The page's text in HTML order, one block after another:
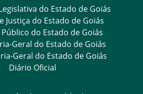
do Estado de Goiás
Justiça do Estado de Goiás
do Estado de Goiás
Geral do Estado de Goiás
Geral do Estado de Goiás
Diário Oficial